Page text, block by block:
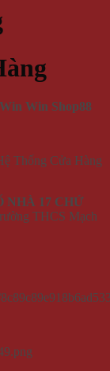
Win Shop88
Thống Cửa Hàng
NHÀ 17 CHỨ
THCS Mạch